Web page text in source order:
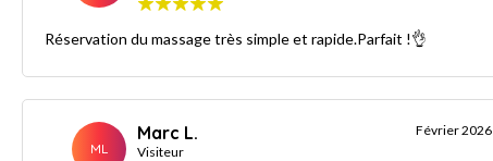
Réservation du massage très simple et rapide.Parfait !👌
ML
Marc L.
Visiteur
Février 2026